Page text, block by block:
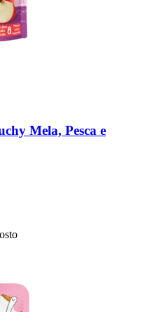
Mela, Pesca e